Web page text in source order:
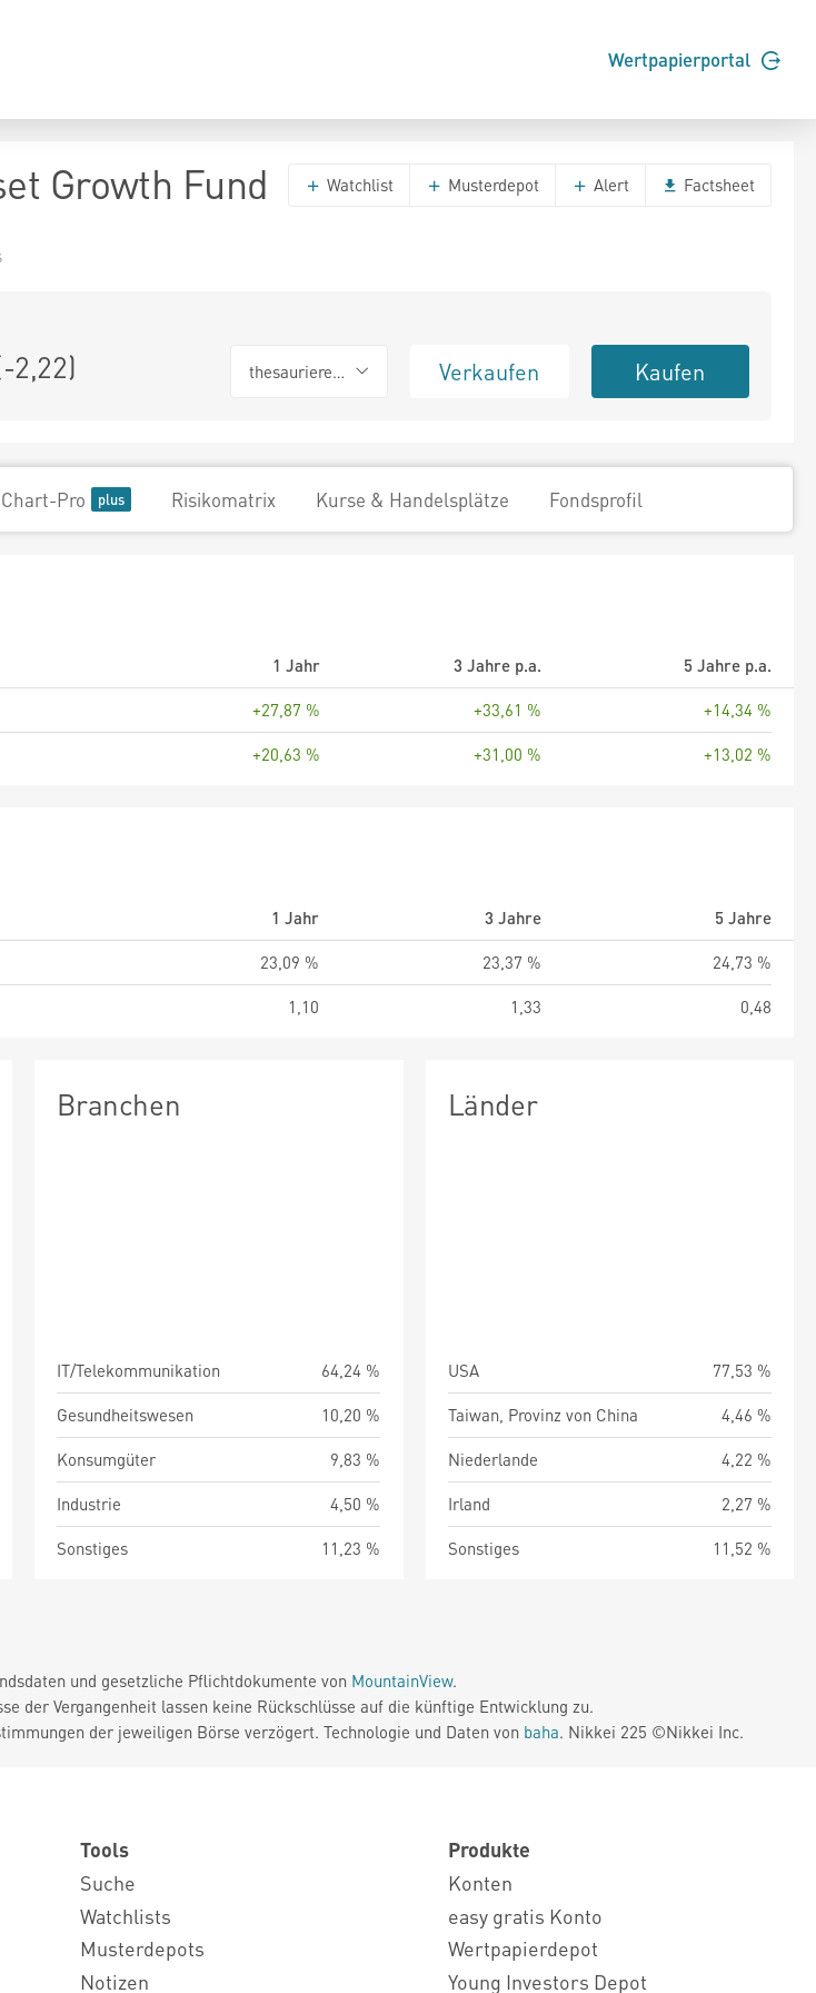
Wertpapierportal
Growth Fund Watchlist Musterdepot Alert Factsheet
-2,22) thesaurierend Verkaufen Kaufen
Chart-Pro Risikomatrix Kurse & Handelsplätze Fondsprofil
1 Jahr 3 Jahre p.a.
5 Jahre p.a.
+27,87 % +33,61 %
+14,34 %
+20,63 % +31,00 % +13,02 %
1 Jahr 3 Jahre
5 Jahre
23,09 % 23,37 %
24,73 %
1,10 1,33 0,48
Branchen
IT/Telekommunikation
64,24 %
Gesundheitswesen
10,20 %
Konsumgüter
9,83 %
Industrie
4,50 %
Sonstiges
11,23 %
Länder
USA
77,53 %
Taiwan, Provinz von China
4,46 %
Niederlande
4,22 %
Irland
2,27 %
Sonstiges
11,52 %
und gesetzliche Pflichtdokumente von MountainView.
der Vergangenheit lassen keine Rückschlüsse auf die künftige Entwicklung zu.
der jeweiligen Börse verzögert. Technologie und Daten von baha. Nikkei 225 ©Nikkei Inc.
Tools
Suche
Watchlists
Musterdepots
Notizen
Produkte
Konten
easy gratis Konto
Wertpapierdepot
Young Investors Depot